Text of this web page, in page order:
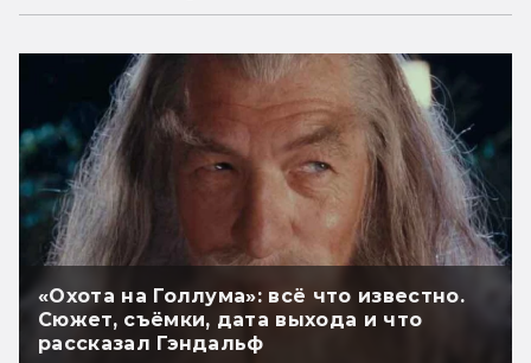
«Охота на Голлума»: всё что известно.
Сюжет, съёмки, дата выхода и что
рассказал Гэндальф